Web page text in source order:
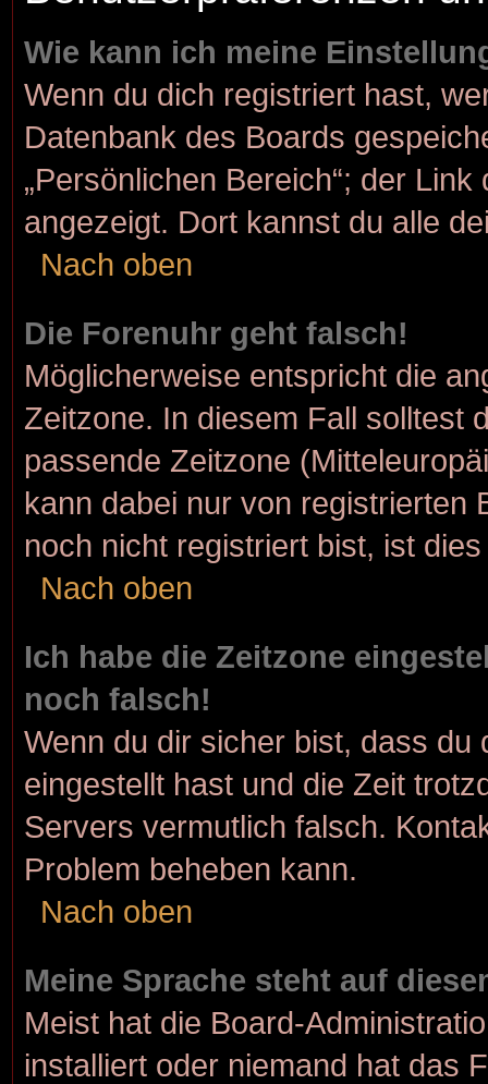
Wie kann ich meine
Wenn du dich registriert hast,
Datenbank des Boards
„Persönlichen Bereich“; der
angezeigt. Dort kannst du alle
Nach oben
Die Forenuhr geht falsch!
Möglicherweise entspricht die
Zeitzone. In diesem Fall solltest
passende Zeitzone
kann dabei nur von registrierten
noch nicht registriert bist, ist
Nach oben
Ich habe die Zeitzone
noch falsch!
Wenn du dir sicher bist, dass
eingestellt hast und die Zeit
Servers vermutlich falsch.
Problem beheben kann.
Nach oben
Meine Sprache steht auf
Meist hat die Board-
installiert oder niemand hat das